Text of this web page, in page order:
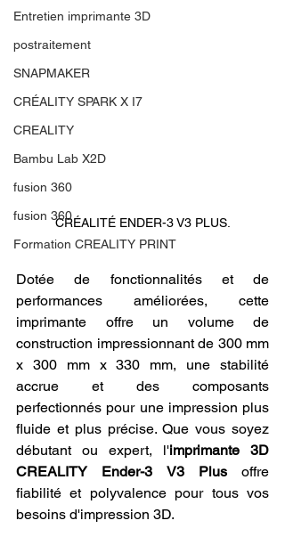
Entretien imprimante 3D
postraitement
SNAPMAKER
CRÉALITY SPARK X I7
CREALITY
Bambu Lab X2D
fusion 360
fusion 360
Formation CREALITY PRINT
CRÉALITÉ ENDER-3 V3 PLUS.
Dotée de fonctionnalités et de
performances améliorées, cette
imprimante offre un volume de
construction impressionnant de 300 mm
x 300 mm x 330 mm, une stabilité
accrue et des composants
perfectionnés pour une impression plus
fluide et plus précise. Que vous soyez
débutant ou expert, l'imprimante 3D
CREALITY Ender-3 V3 Plus offre
fiabilité et polyvalence pour tous vos
besoins d'impression 3D.